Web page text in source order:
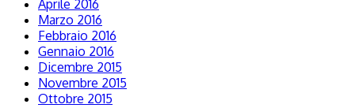
Aprile 2016
Marzo 2016
Febbraio 2016
Gennaio 2016
Dicembre 2015
Novembre 2015
Ottobre 2015